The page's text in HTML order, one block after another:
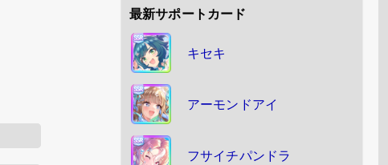
最新サポートカード
キセキ
アーモンドアイ
フサイチパンドラ